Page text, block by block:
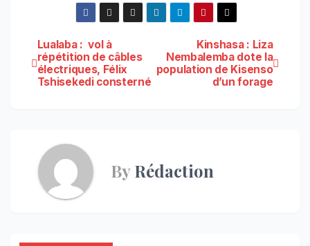
Navigation
de
Kinshasa : Liza
Nembalemba dote la
population de Kisenso
d’un forage
Lualaba : vol à
répétition de câbles
électriques, Félix
Tshisekedi consterné
ByRédaction